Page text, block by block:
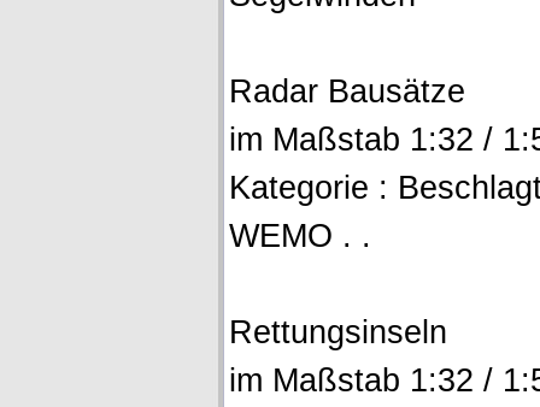
Radar Bausätze
im Maßstab 1:32 /
Kategorie :
WEMO . .
Rettungsinseln
im Maßstab 1:32 /